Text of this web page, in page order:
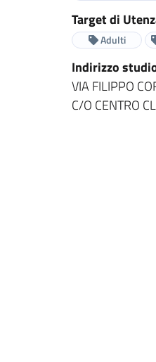
Target di
Adulti
Indirizzo
VIA FILIPPO
C/O CENTRO